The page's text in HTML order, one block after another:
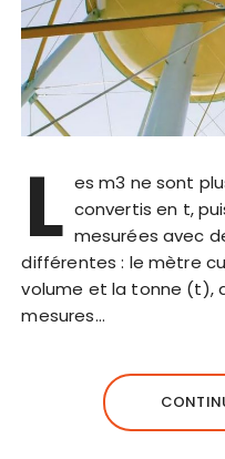
L es m3 ne sont
convertis en t,
mesurées avec
différentes : le mètre
volume et la tonne (t),
mesures…